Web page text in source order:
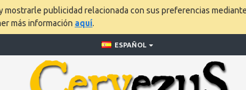
publicidad relacionada con sus preferencias
más información aquí.
ESPAÑOL